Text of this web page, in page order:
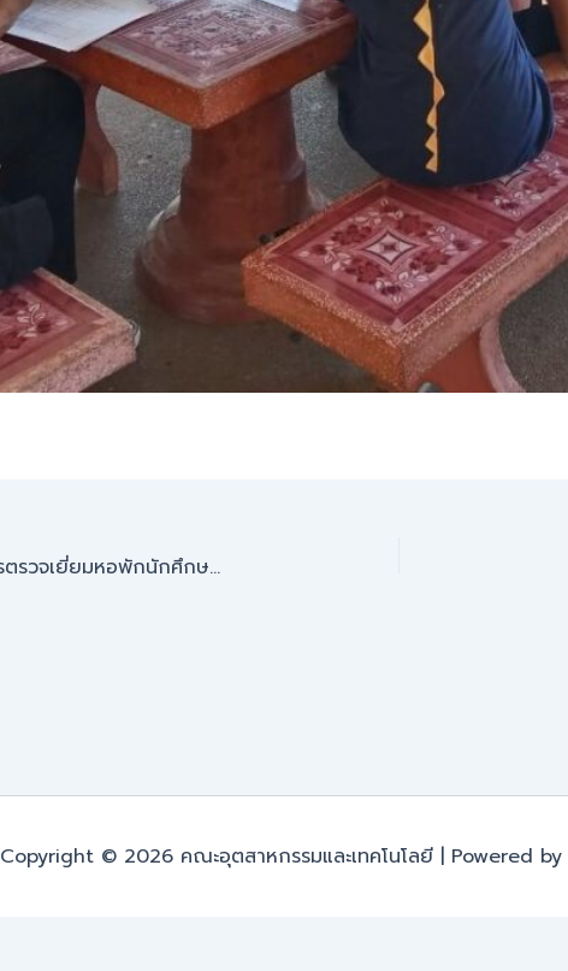
คณะอุตสาหกรรมและเทคโนโลยี จัดกิจกรรมการตรวจเยี่ยมหอพักนักศึกษา เพื่อติดตามดูแลความเป็นอยู่ของนักศึกษา ประจำปีการศึกษา 2567
Copyright © 2026 คณะอุตสาหกรรมและเทคโนโลยี | Powered by